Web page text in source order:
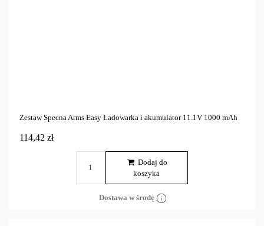
Zestaw Specna Arms Easy Ładowarka i akumulator 11.1V 1000 mAh
114,42 zł
Dodaj do
koszyka
Dostawa w środę